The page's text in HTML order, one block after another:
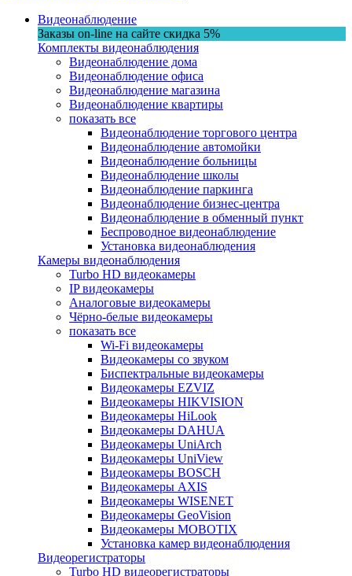
Видеонаблюдение
Заказы on-line на сaйте скидка 5%
Комплекты видеонаблюдения
Видеонаблюдение дома
Видеонаблюдение офиса
Видеонаблюдение магазина
Видеонаблюдение квартиры
показать все
Видеонаблюдение торгового центра
Видеонаблюдение автомойки
Видеонаблюдение больницы
Видеонаблюдение школы
Видеонаблюдение паркинга
Видеонаблюдение бизнес-центра
Видеонаблюдение в обменный пункт
Беспроводное видеонаблюдение
Установка видеонаблюдения
Камеры видеонаблюдения
Turbo HD видеокамеры
IP видеокамеры
Аналоговые видеокамеры
Чёрно-белые видеокамеры
показать все
Wi-Fi видеокамеры
Видеокамеры со звуком
Биспектральные видеокамеры
Видеокамеры EZVIZ
Видеокамеры HIKVISION
Видеокамеры HiLook
Видеокамеры DAHUA
Видеокамеры UniArch
Видеокамеры UniView
Видеокамеры BOSCH
Видеокамеры AXIS
Видеокамеры WISENET
Видеокамеры GeoVision
Видеокамеры MOBOTIX
Установка камер видеонаблюдения
Видеорегистраторы
Turbo HD видеорегистраторы